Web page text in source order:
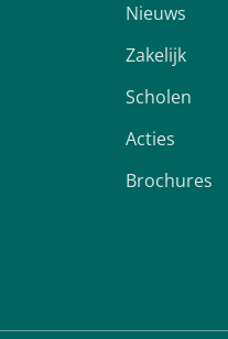
Nieuws
Zakelijk
Scholen
Acties
Brochures